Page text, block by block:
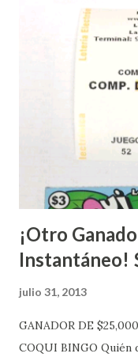
instantáneos”, indicó
López explicó que el
Estados Unidos y los
números ganadores
aquellos con jugadas
Loto, Revancha, Pega
Mientras, que l...
¡Otro
Instantáneo!
julio 31, 2013
GANADOR DE
COQUI BINGO